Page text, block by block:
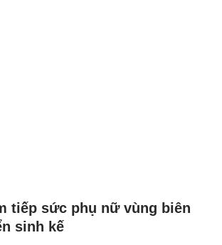
tiếp sức phụ nữ vùng biên
sinh kế